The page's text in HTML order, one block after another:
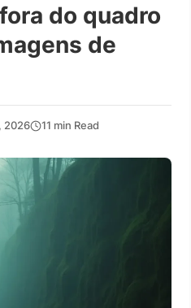
do quadro
de
2026 11 min Read